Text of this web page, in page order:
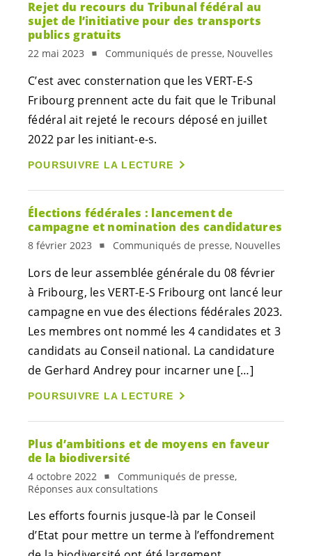
Rejet du recours du Tribunal fédéral au
sujet de l’initiative pour des transports
publics gratuits
22 mai 2023 Communiqués de presse, Nouvelles
C’est avec consternation que lesVERT-E-S
Fribourg prennent acte du fait que le Tribunal
fédéral ait rejeté le recours déposé en juillet
2022 par les initiant-e-s.
POURSUIVRE LA LECTURE
Élections fédérales : lancement de
campagne et nomination des candidatures
8 février 2023 Communiqués de presse, Nouvelles
Lors de leur assemblée générale du 08 février
à Fribourg, les VERT-E-S Fribourg ont lancé leur
campagne en vue des élections fédérales 2023.
Les membres ont nommé les 4 candidates et 3
candidats au Conseil national. La candidature
de Gerhard Andrey pour incarner une […]
POURSUIVRE LA LECTURE
Plus d’ambitions et de moyens en faveur
de la biodiversité
4 octobre 2022
Communiqués de presse,
Réponses aux consultations
Les efforts fournis jusque-là par le Conseil
d’Etat pour mettre un terme à l’effondrement